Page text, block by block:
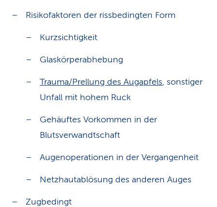
Risikofaktoren der rissbedingten Form
Kurzsichtigkeit
Glaskörperabhebung
Trauma/Prellung des Augapfels, sonstiger
Unfall mit hohem Ruck
Gehäuftes Vorkommen in der
Blutsverwandtschaft
Augenoperationen in der Vergangenheit
Netzhautablösung des anderen Auges
Zugbedingt